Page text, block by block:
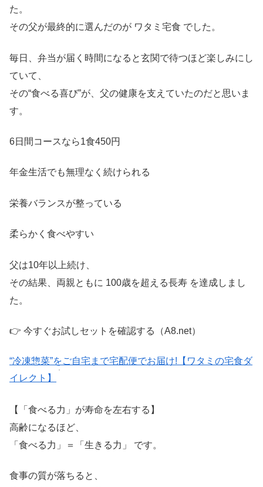
た。
その父が最終的に選んだのが ワタミ宅食 でした。
毎日、弁当が届く時間になると玄関で待つほど楽しみにし
ていて、
その“食べる喜び”が、父の健康を支えていたのだと思いま
す。
6日間コースなら1食450円
年金生活でも無理なく続けられる
栄養バランスが整っている
柔らかく食べやすい
父は10年以上続け、
その結果、両親ともに 100歳を超える長寿 を達成しまし
た。
👉 今すぐお試しセットを確認する（A8.net）
“冷凍惣菜”をご自宅まで宅配便でお届け!【ワタミの宅食ダ
イレクト】
【「食べる力」が寿命を左右する】
高齢になるほど、
「食べる力」＝「生きる力」 です。
食事の質が落ちると、